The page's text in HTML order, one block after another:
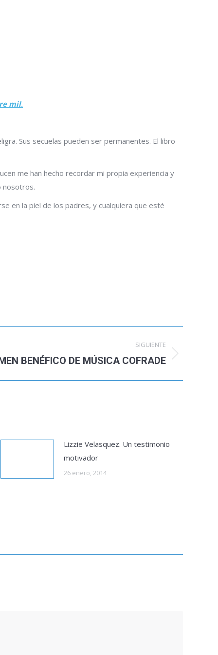
mil.
Sus secuelas pueden ser permanentes. El libro
me han hecho recordar mi propia experiencia y
nosotros.
en la piel de los padres, y cualquiera que esté
SIGUIENTE
BENÉFICO DE MÚSICA COFRADE
Lizzie Velasquez. Un testimonio
motivador
26 enero, 2014